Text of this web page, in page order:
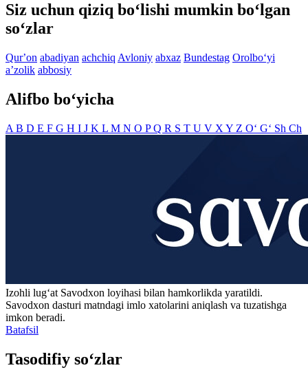
Siz uchun qiziq bo‘lishi mumkin bo‘lgan
so‘zlar
Qurʼon abadiyan achchiq Avloniy abxaz Bundestag Orolbo‘yi
aʼzolik abbosiy
Alifbo bo‘yicha
A B D E F G H I J K L M N O PQ R S T U V X Y Z O‘ G‘ Sh Ch
Izohli lugʻat Savodxon loyihasi bilan hamkorlikda yaratildi.
Savodxon dasturi matndagi imlo xatolarini aniqlash va tuzatishga
imkon beradi.
Batafsil
Tasodifiy so‘zlar